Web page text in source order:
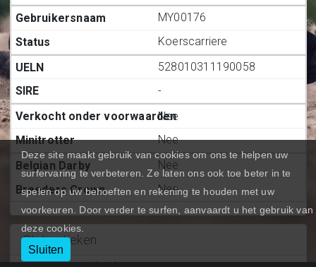
MY00176
Koerscarriere
528010311190058
-
Nee
Nee
Nee
Nee
Statiestieken
Deze site maakt gebruik van cookies om ons te helpen uw
surfervaring te verbeteren. Ze laten ons ook toe beter in te
spelen op uw behoeften en rekening te houden met uw
voorkeuren. Door verder te surfen, aanvaardt u het gebruik van
deze cookies.
Sluiten